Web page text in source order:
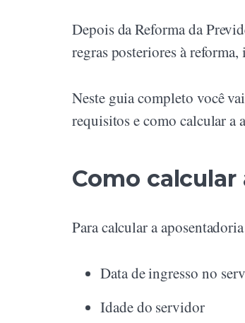
Depois da Reforma da
regras posteriores à
Neste guia completo você
requisitos e como calcular
Como
Para calcular a
Data de ingresso no
Idade do servidor